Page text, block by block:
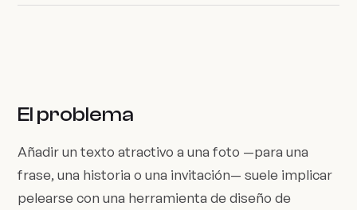
El problema
Añadir un texto atractivo a una foto —para una
frase, una historia o una invitación— suele implicar
pelearse con una herramienta de diseño de